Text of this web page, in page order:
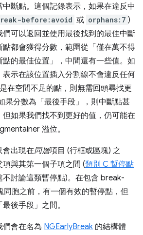
斷點。這個記錄表示，如果在違反中
before:avoid 或 orphans:7 )
們可以返回並使用最後找到的最佳中斷
都會獲得分數，範圍從「僅在萬不得
的最佳位置」，中間還有一些值。如
示在該位置插入分割線不會違反任何
在空間不足的點，則無需回頭尋找更
果分數為「最後手段」，則中斷點甚
如果我們找不到更好的值，仍可能在
溢位。
會出現在同層項目 (行框或區塊) 之
與其第一個子項之間 (類別 C 暫停點
不討論這類暫停點)。在包含 break-
胞之前，有一個有效的暫停點 ，但
後手段」之間。
們會在名為 NGEarlyBreak 的結構體